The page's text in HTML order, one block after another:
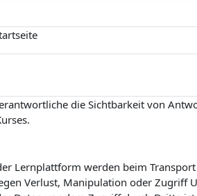
die Sichtbarkeit von
Lernplattform werden beim
Verlust, Manipulation oder